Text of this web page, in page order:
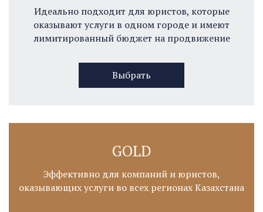
Идеально подходит для юристов, которые
оказывают услуги в одном городе и имеют
лимитированный бюджет на продвижение
Выбрать
GOLD
Эффективно для компаний и юристов,
оказывающих услуги во всех регионах Казахстана